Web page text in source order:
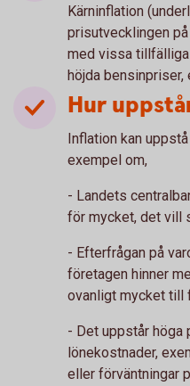
Kärninflation
prisutvecklingen
med vissa
höjda bensinpriser,
Hur
Inflation kan
exempel om,
- Landets
för mycket, det vill
- Efterfrågan på
företagen hinner
ovanligt mycket till
- Det uppstår
lönekostnader,
eller förväntningar